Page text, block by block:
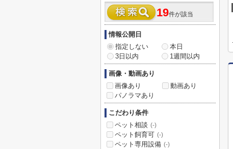
19件が該当
情報公開日
指定しない
本日
3日以内
1週間以内
画像・動画あり
画像あり
動画あり
パノラマあり
こだわり条件
ペット相談 (-)
ペット飼育可 (-)
ペット専用設備 (-)